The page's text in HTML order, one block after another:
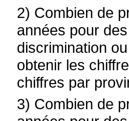
2) Combien de
années pour
discrimination
obtenir les
chiffres par
3) Combien de